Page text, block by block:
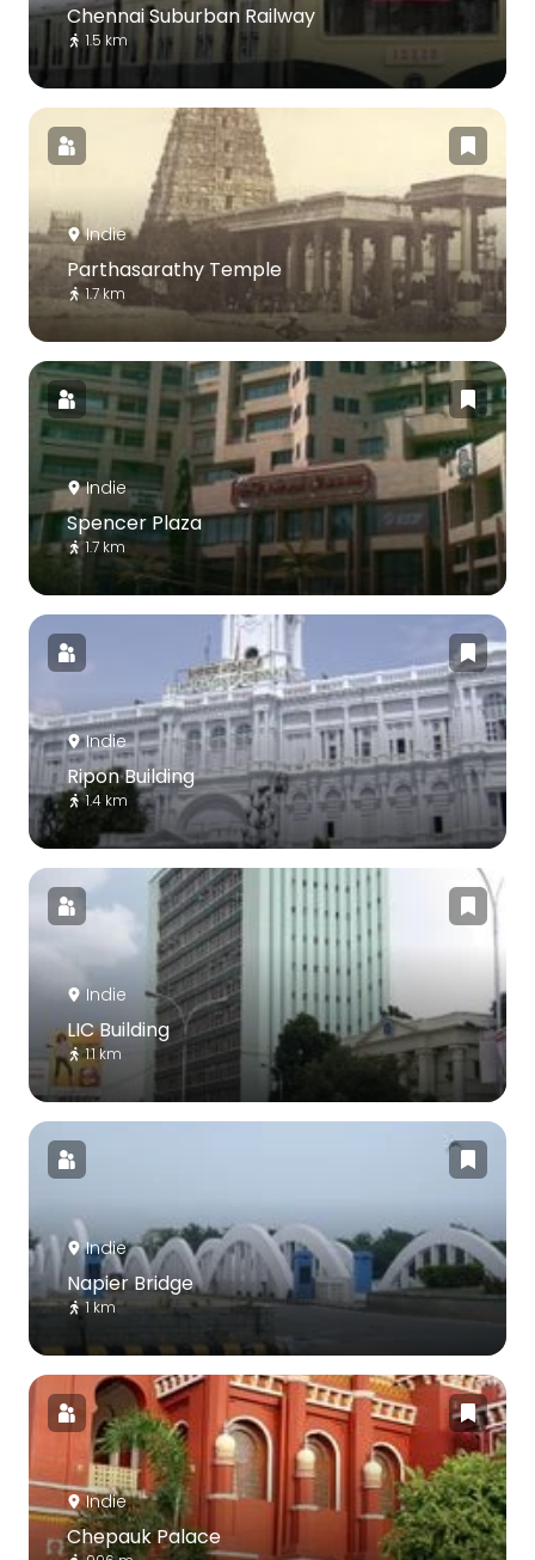
Chennai Suburban Railway
1.5 km
Indie
Parthasarathy Temple
1.7 km
Indie
Spencer Plaza
1.7 km
Indie
Ripon Building
1.4 km
Indie
LIC Building
1.1 km
Indie
Napier Bridge
1 km
Indie
Chepauk Palace